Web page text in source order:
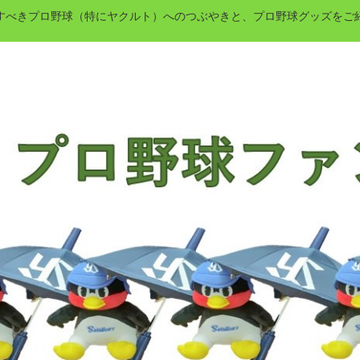
べきプロ野球（特にヤクルト）へのつぶやきと、プロ野球グッズをご